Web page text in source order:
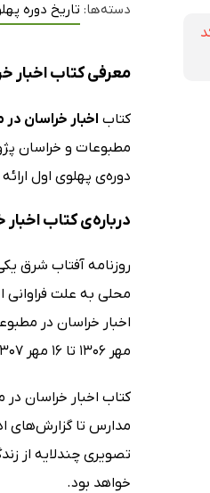
دسته‌ها: تاریخ دوره
معرفی کتاب اخبار
کتاب اخبار خراسان
مطبوعات و خراسان
دوره‌ی پهلوی اول ارائه می‌دهد. این جلد
درباره‌ی کتاب
روزنامه آفتاب شرق
محلی به علت
مهر 1306 تا 16 مهر 1307 و از 6 مهر 1314 تا 29 مرداد 1315 بازتاب می‌دهد.
کتاب اخبار خراسان
مدارس تا گزارش‌های
تصویری چندلایه از
خواهد بود.